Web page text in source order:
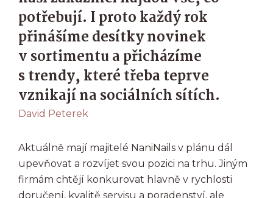
potřebují. I proto každý rok
přinášíme desítky novinek
v sortimentu a přicházíme
s trendy, které třeba teprve
vznikají na sociálních sítích.
David Peterek
Aktuálně mají majitelé NaniNails v plánu dál
upevňovat a rozvíjet svou pozici na trhu. Jiným
firmám chtějí konkurovat hlavně v rychlosti
doručení, kvalitě servisu a poradenství, ale